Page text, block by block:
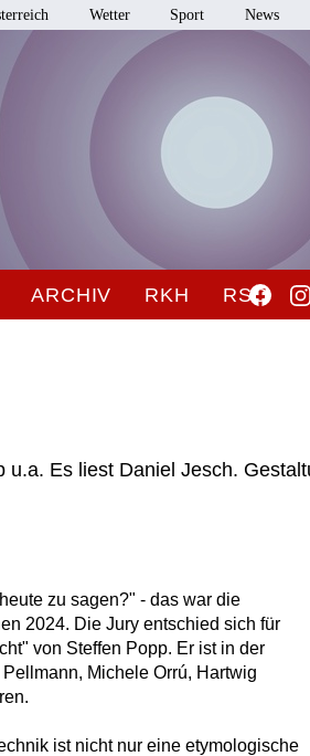
Wetter Sport News
ARCHIV RKH RSO
Es liest Daniel Jesch.
zu sagen?" - das war die
2024. Die Jury entschied sich für
von Steffen Popp. Er ist in der
Michele Orrú, Hartwig
ist nicht nur eine etymologische